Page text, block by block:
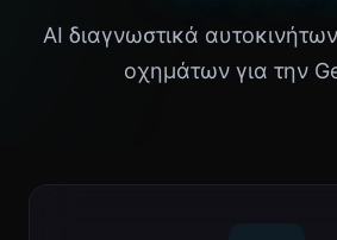
AI διαγνωστικά αυτοκινήτων
οχημάτων για την